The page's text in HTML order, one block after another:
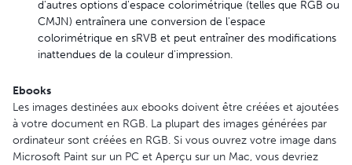
d'autres options d'espace colorimétrique (telles que RGB ou
CMJN) entraînera une conversion de l'espace
colorimétrique en sRVB et peut entraîner des modifications
inattendues de la couleur d'impression.
Ebooks
Les images destinées aux ebooks doivent être créées et ajoutées
à votre document en RGB. La plupart des images générées par
ordinateur sont créées en RGB. Si vous ouvrez votre image dans
Microsoft Paint sur un PC et Aperçu sur un Mac, vous devriez